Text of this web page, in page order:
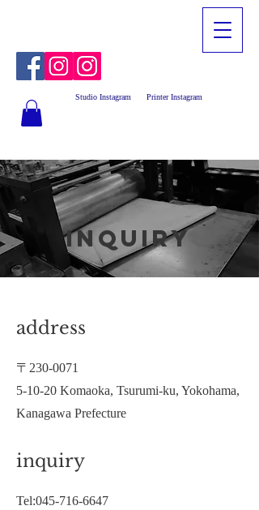
Studio Instagram Printer Instagram
inquiry
address
〒230-0071
5-10-20 Komaoka, Tsurumi-ku, Yokohama,
Kanagawa Prefecture
inquiry
Tel:045-716-6647